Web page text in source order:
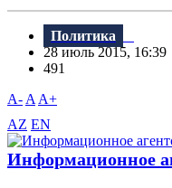
Политика
28 июль 2015, 16:39
491
A- A A+
AZ EN
Информационное